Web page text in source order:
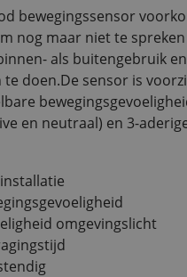
bewegingssensor
nog maar niet te
als buitengebruik
doen.De sensor is
en neutraal) en 3-
omgevingslicht